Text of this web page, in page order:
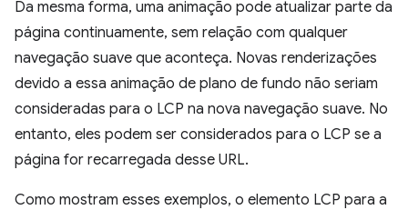
Da mesma forma, uma animação pode atualizar parte da
página continuamente, sem relação com qualquer
navegação suave que aconteça. Novas renderizações
devido a essa animação de plano de fundo não seriam
consideradas para o LCP na nova navegação suave. No
entanto, eles podem ser considerados para o LCP se a
página for recarregada desse URL.
Como mostram esses exemplos, o elemento LCP para a